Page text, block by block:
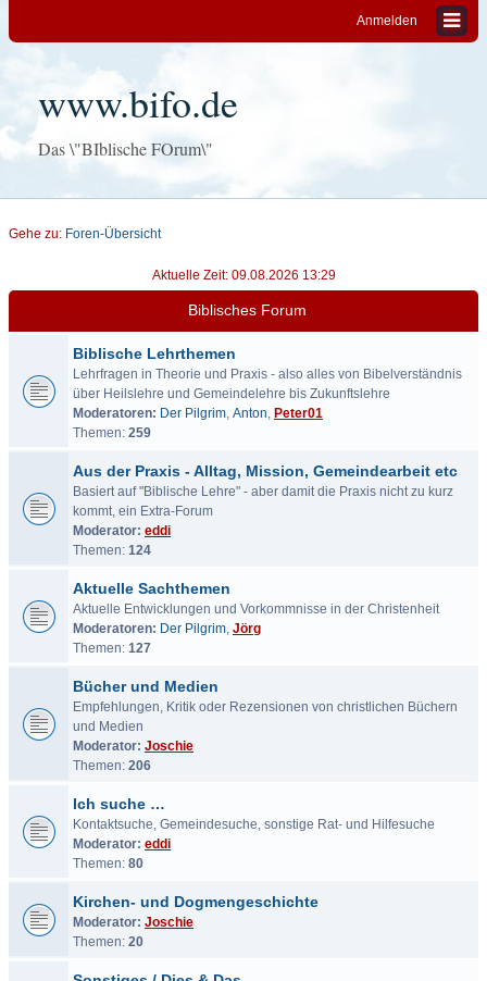
Anmelden
www.bifo.de
Das \"BIblische FOrum\"
Gehe zu: Foren-Übersicht
Aktuelle Zeit: 09.08.2026 13:29
Biblisches Forum
Biblische Lehrthemen
Lehrfragen in Theorie und Praxis - also alles von Bibelverständnis
über Heilslehre und Gemeindelehre bis Zukunftslehre
Moderatoren: Der Pilgrim, Anton, Peter01
Themen: 259
Aus der Praxis - Alltag, Mission, Gemeindearbeit etc
Basiert auf "Biblische Lehre" - aber damit die Praxis nicht zu kurz
kommt, ein Extra-Forum
Moderator: eddi
Themen: 124
Aktuelle Sachthemen
Aktuelle Entwicklungen und Vorkommnisse in der Christenheit
Moderatoren: Der Pilgrim, Jörg
Themen: 127
Bücher und Medien
Empfehlungen, Kritik oder Rezensionen von christlichen Büchern
und Medien
Moderator: Joschie
Themen: 206
Ich suche …
Kontaktsuche, Gemeindesuche, sonstige Rat- und Hilfesuche
Moderator: eddi
Themen: 80
Kirchen- und Dogmengeschichte
Moderator: Joschie
Themen: 20